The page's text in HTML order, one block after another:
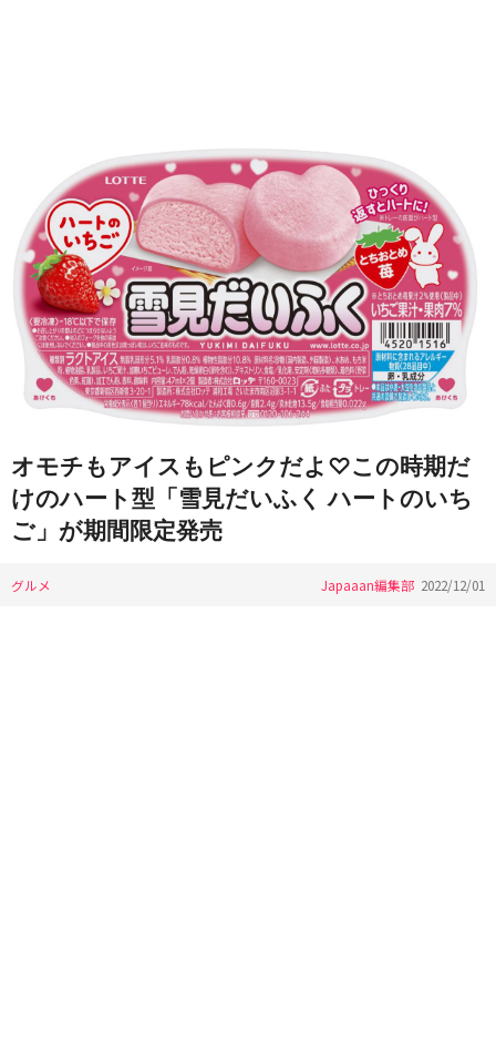
オモチもアイスもピンクだよ♡この時期だ
けのハート型「雪見だいふく ハートのいち
ご」が期間限定発売
グルメ Japaaan編集部 2022/12/01